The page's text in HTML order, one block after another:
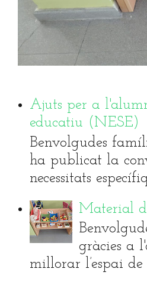
Ajuts per a
educatiu (NESE)
Benvolgudes
ha publicat la
necessitats
Material
gràcies a
millorar l’espai de